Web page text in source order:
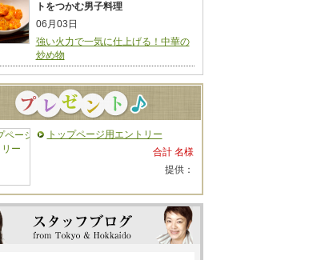
トをつかむ男子料理
06月03日
強い火力で一気に仕上げる！中華の
炒め物
トップページ用エントリー
合計 名様
提供：